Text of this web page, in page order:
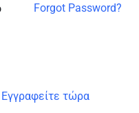
Forgot Password?
Εγγραφείτε τώρα